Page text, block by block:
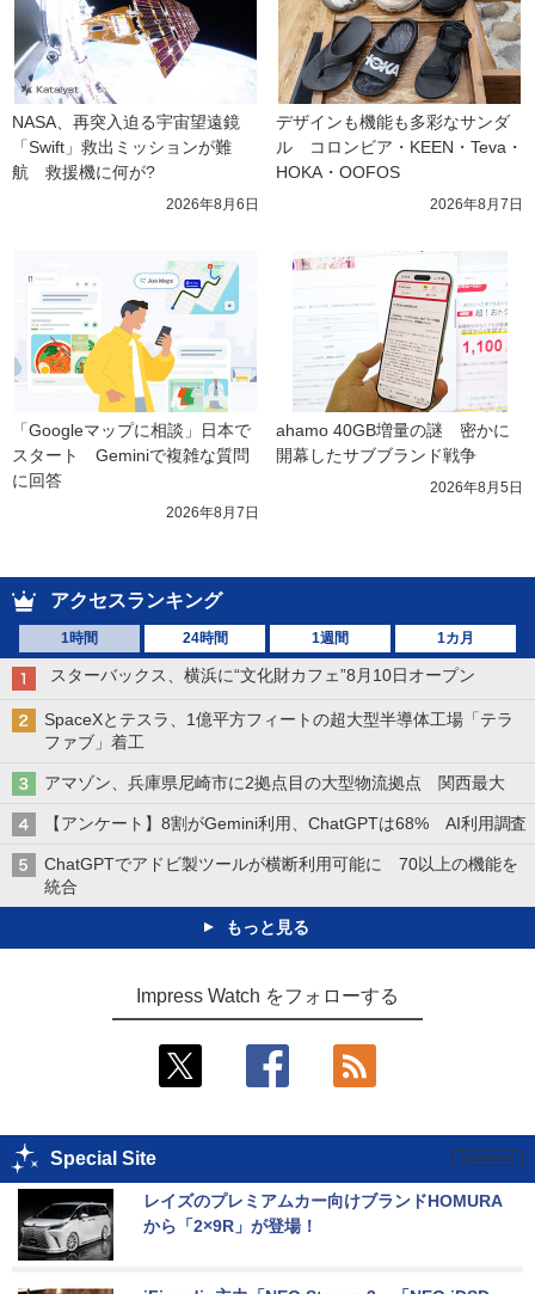
NASA、再突入迫る宇宙望遠鏡
「Swift」救出ミッションが難
航　救援機に何が?
2026年8月6日
デザインも機能も多彩なサンダ
ル　コロンビア・KEEN・Teva・
HOKA・OOFOS
2026年8月7日
「Googleマップに相談」日本で
スタート　Geminiで複雑な質問
に回答
2026年8月7日
ahamo 40GB増量の謎　密かに
開幕したサブブランド戦争
2026年8月5日
アクセスランキング
1時間 24時間 1週間 1カ月
スターバックス、横浜に“文化財カフェ”8月10日オープン
SpaceXとテスラ、1億平方フィートの超大型半導体工場「テラ
ファブ」着工
アマゾン、兵庫県尼崎市に2拠点目の大型物流拠点 関西最大
【アンケート】8割がGemini利用、ChatGPTは68% AI利用調査
ChatGPTでアドビ製ツールが横断利用可能に 70以上の機能を
統合
もっと見る
Impress Watch をフォローする
Special Site
レイズのプレミアムカー向けブランドHOMURA
から「2×9R」が登場！